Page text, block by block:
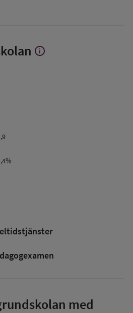
Visa
info
med